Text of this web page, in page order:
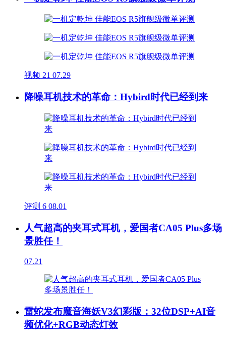
视频 21 07.29
降噪耳机技术的革命：Hybird时代已经到来
评测 6 08.01
人气超高的夹耳式耳机，爱国者CA05 Plus多场
景胜任！
07.21
雷蛇发布魔音海妖V3幻彩版：32位DSP+AI音
频优化+RGB动态灯效